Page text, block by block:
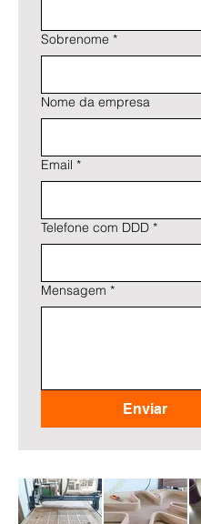
Sobrenome *
Nome da empresa
Email *
Telefone com DDD *
Mensagem *
Enviar